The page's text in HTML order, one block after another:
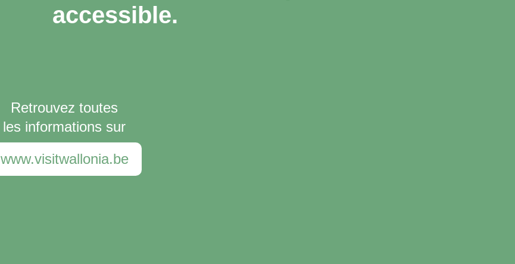
accessible.
Retrouvez toutes
les informations sur
www.visitwallonia.be